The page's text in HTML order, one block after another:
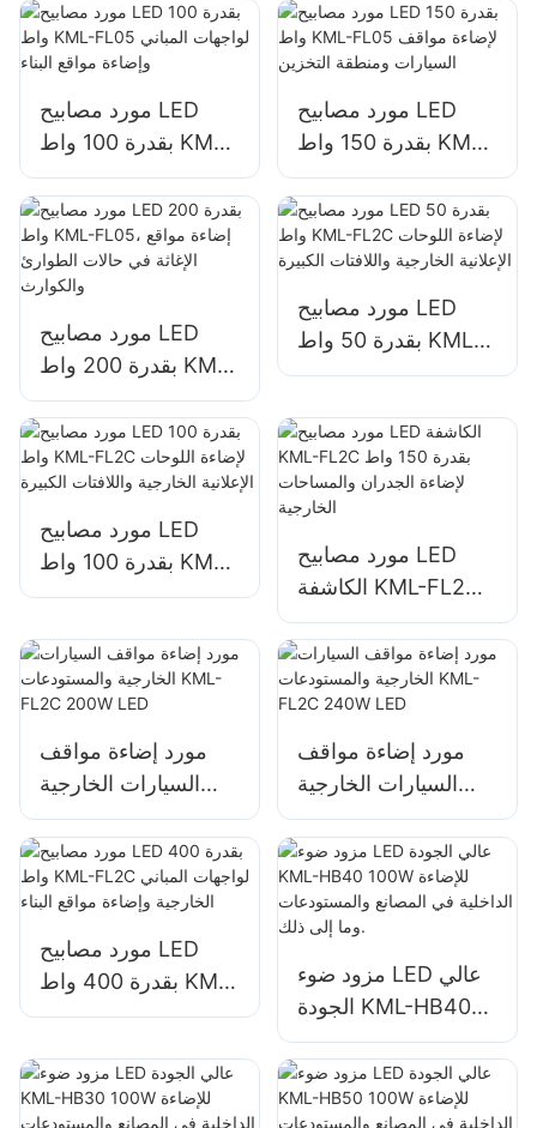
مورد مصابيح LED
بقدرة 100 واط KML-
FL05 لواجهات المباني
وإضاءة مواقع البناء
مورد مصابيح LED
بقدرة 150 واط KML-
FL05 لإضاءة مواقف
السيارات ومنطقة
التخزين
مورد مصابيح LED
بقدرة 200 واط KML-
FL05، إضاءة مواقع
الإغاثة في حالات
الطوارئ والكوارث
مورد مصابيح LED
بقدرة 50 واط KML-
FL2C لإضاءة اللوحات
واللافتات الكبيرة
مورد مصابيح LED
بقدرة 100 واط KML-
FL2C لإضاءة اللوحات
واللافتات الكبيرة
مورد مصابيح LED
الكاشفة KML-FL2C
بقدرة 150 واط لإضاءة
الجدران والمساحات
الخارجية
مورد إضاءة مواقف
السيارات الخارجية
والمستودعات KML-
FL2C 200W LED
مورد إضاءة مواقف
السيارات الخارجية
والمستودعات KML-
FL2C 240W LED
مورد مصابيح LED
بقدرة 400 واط KML-
FL2C لواجهات المباني
البناء
مزود ضوء LED عالي
الجودة KML-HB40
100W للإضاءة الداخلية
في المصانع
والمستودعات وما إلى